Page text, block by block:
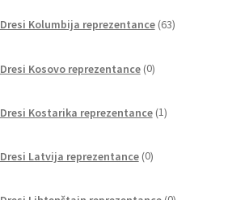
Dresi Kolumbija reprezentance 63izdelkov
Dresi Kosovo reprezentance 0izdelkov
Dresi Kostarika reprezentance 1izdelek
Dresi Latvija reprezentance 0izdelkov